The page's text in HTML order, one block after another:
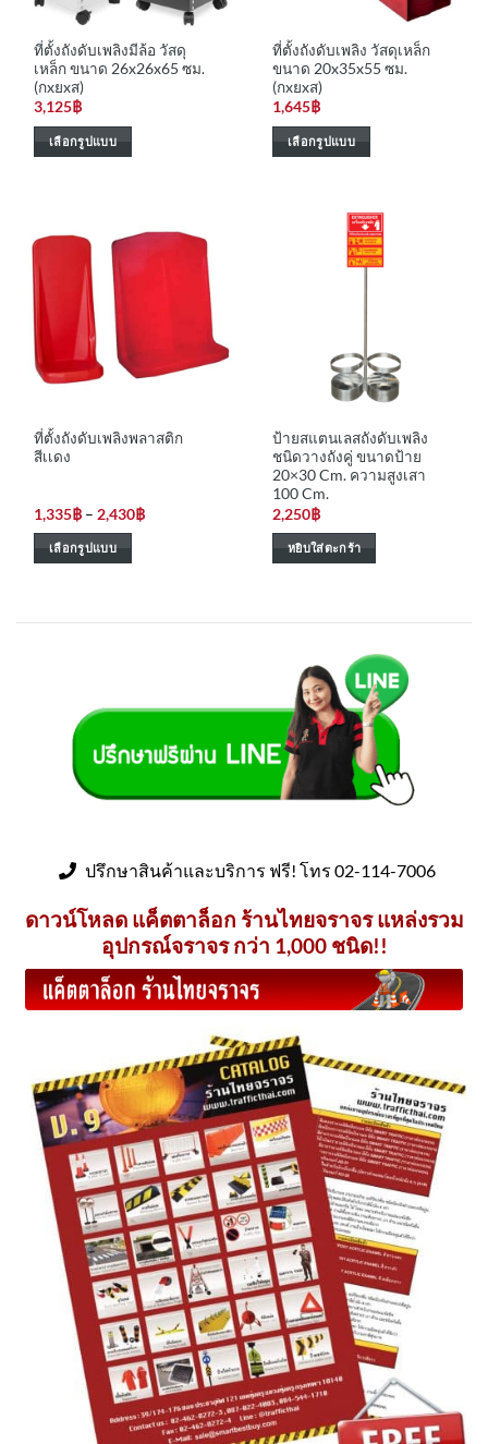
ที่ตั้งถังดับเพลิงมีล้อ วัสดุ
เหล็ก ขนาด 26x26x65 ซม.
(กxยxส)
3,125฿
เลือกรูปแบบ
multiple
The
options
may
be
chosen
product
page
ที่ตั้งถังดับเพลิง วัสดุเหล็ก
ขนาด 20x35x55 ซม.
(กxยxส)
1,645฿
เลือกรูปแบบ
product
page
ที่ตั้งถังดับเพลิงพลาสติก
สีเเดง
1,335฿ – 2,430฿Price
เลือกรูปแบบ
has
chosen
page
ป้ายสแตนเลสถังดับเพลิง
ชนิดวางถังคู่ ขนาดป้าย
20×30 Cm. ความสูงเสา
100 Cm.
2,250฿
หยิบใส่ตะกร้า
ปรึกษาสินค้าและบริการ ฟรี! โทร 02-114-7006
ดาวน์โหลด แค็ตตาล็อก ร้านไทยจราจร แหล่งรวม
อุปกรณ์จราจร กว่า 1,000 ชนิด!!